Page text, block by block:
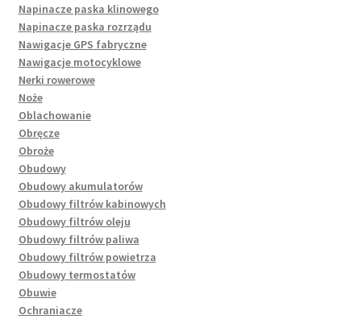
Napinacze paska klinowego
Napinacze paska rozrządu
Nawigacje GPS fabryczne
Nawigacje motocyklowe
Nerki rowerowe
Noże
Oblachowanie
Obręcze
Obroże
Obudowy
Obudowy akumulatorów
Obudowy filtrów kabinowych
Obudowy filtrów oleju
Obudowy filtrów paliwa
Obudowy filtrów powietrza
Obudowy termostatów
Obuwie
Ochraniacze